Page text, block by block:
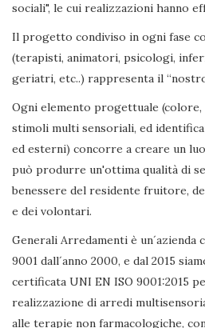
sociali", le cui realizzazioni hanno
Il progetto condiviso in ogni fase
(terapisti, animatori, psicologi,
geriatri, etc..) rappresenta il
Ogni elemento progettuale (colore,
stimoli multi sensoriali, ed
ed esterni) concorre a creare un
può produrre un'ottima qualità di
benessere del residente fruitore,
e dei volontari.
Generali Arredamenti è un´azienda
9001 dall´anno 2000, e dal 2015
certificata UNI EN ISO 9001:2015
realizzazione di arredi
alle terapie non farmacologiche,